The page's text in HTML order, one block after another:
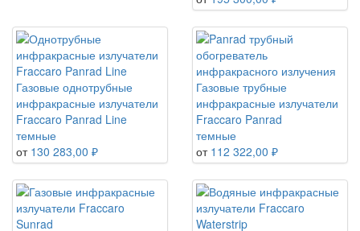
Газовые однотрубные
инфракрасные излучатели
Fraccaro Panrad Line
темные
от 130 283,00 ₽
Газовые трубные
инфракрасные излучатели
Fraccaro Panrad
темные
от 112 322,00 ₽